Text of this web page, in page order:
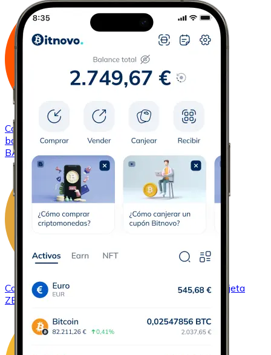
Comprar
bancariacon tarjeta
BAT
ComprarZCash con transferencia bancariacon tarjeta
ZEC